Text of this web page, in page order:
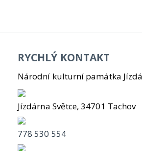
RYCHLÝ KONTAKT
Národní kulturní památka
Jízdárna Světce, 34701 Tachov
778 530 554